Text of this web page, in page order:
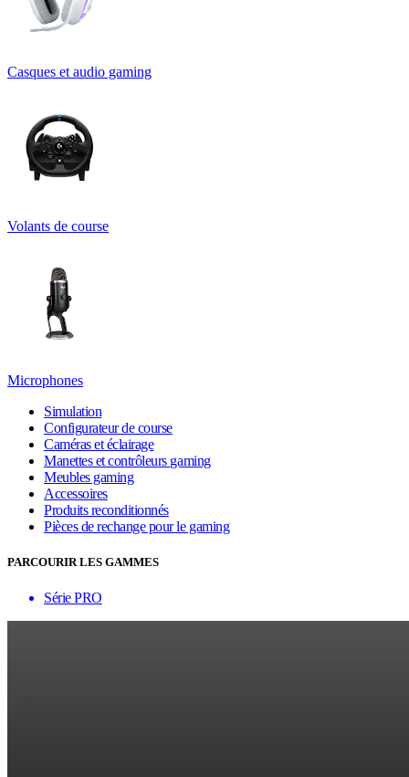
Casques et audio gaming
Volants de course
Microphones
Simulation
Configurateur de course
Caméras et éclairage
Manettes et contrôleurs gaming
Meubles gaming
Accessoires
Produits reconditionnés
Pièces de rechange pour le gaming
PARCOURIR LES GAMMES
Série PRO